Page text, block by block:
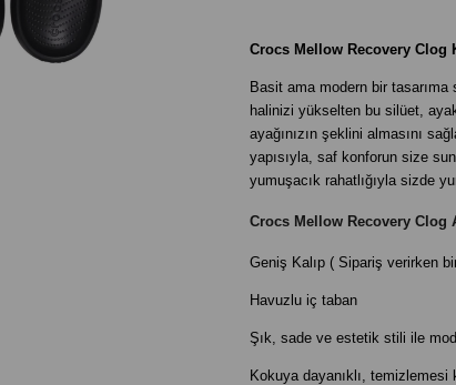
Crocs Mellow Recovery Clog
Basit ama modern bir
halinizi yükselten bu silüet,
ayağınızın şeklini almasını
yapısıyla, saf konforun size
yumuşacık rahatlığıyla sizde
Crocs Mellow Recovery Clog
Geniş Kalıp ( Sipariş verirken
Havuzlu iç taban
Şık, sade ve estetik stili ile
Kokuya dayanıklı,